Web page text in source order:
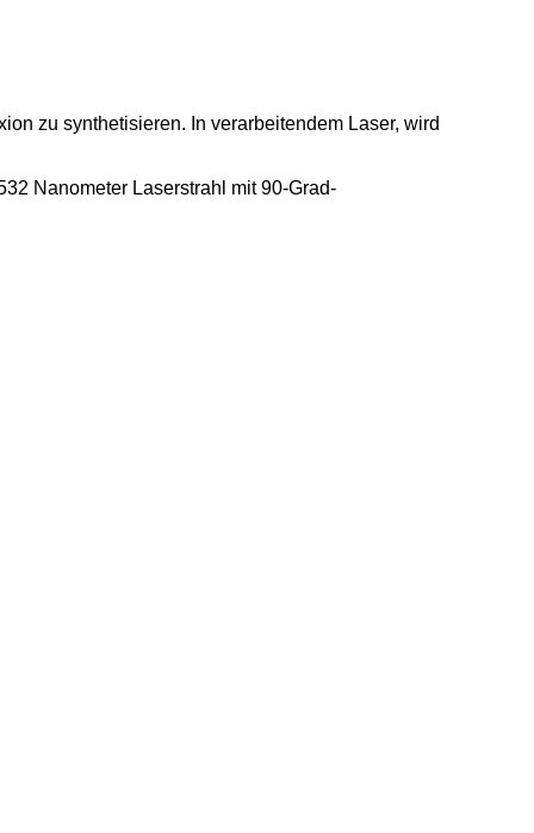
zu synthetisieren. In verarbeitendem Laser, wird
Nanometer Laserstrahl mit 90-Grad-